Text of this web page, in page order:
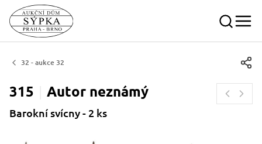
32 - aukce 32
315 Autor neznámý
Barokní svícny - 2 ks